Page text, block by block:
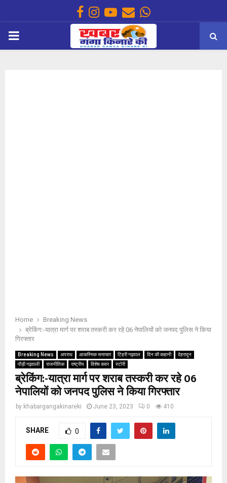
Facebook
Instagram
Youtube
EmailWhatsapp
PRIMARY
Home
Breaking News
ब्रेकिंग:-यात्रा मार्ग पर शराब तस्करी कर रहे 06 नेपालियों को जनपद पुलिस ने किया
गिरफ्तार
Breaking News अपराध आकस्मिक समाचार टिहरी गढ़वाल दिन की कहानी
देहरादून
पौड़ी गढ़वाली
राजनीतिक राष्ट्रीय विशेष कवर स्टोरी
ब्रेकिंग:-यात्रा मार्ग पर शराब तस्करी कर रहे 06
नेपालियों को जनपद पुलिस ने किया गिरफ्तार
by khabargangakinareki June 23, 2023 0 410
SHARE 0